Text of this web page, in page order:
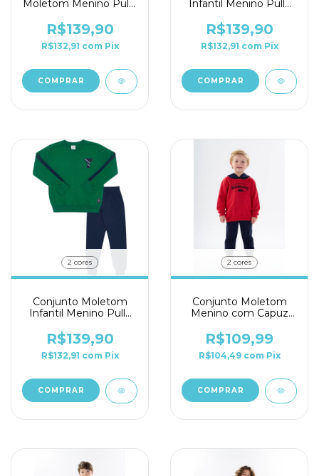
Moletom Menino Pulla
R$139,90
R$132,91 com Pix
COMPRAR
Infantil Menino Pulla
R$139,90
R$132,91 com Pix
COMPRAR
2 cores
Conjunto Moletom
Infantil Menino Pulla
R$139,90
R$132,91 com Pix
COMPRAR
2 cores
Conjunto Moletom
Menino com Capuz
R$109,99
R$104,49 com Pix
COMPRAR